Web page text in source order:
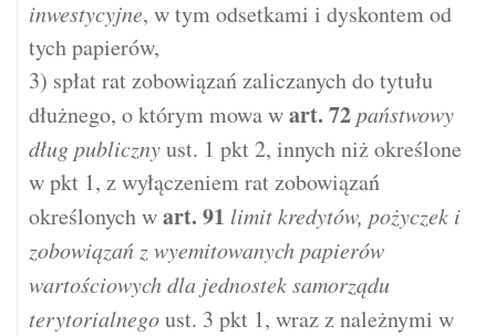
inwestycyjne, w tym odsetkami i dyskontem od
tych papierów,
3) spłat rat zobowiązań zaliczanych do tytułu
dłużnego, o którym mowa wart. 72 państwowy
dług publicznyust. 1 pkt 2, innych niż określone
w pkt 1, z wyłączeniem rat zobowiązań
określonych wart. 91 limit kredytów, pożyczek i
zobowiązań z wyemitowanych papierów
wartościowych dla jednostek samorządu
terytorialnegoust. 3 pkt 1, wraz z należnymi w